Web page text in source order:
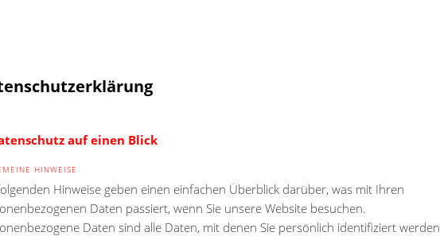
auf einen Blick
HINWEISE
Hinweise geben einen einfachen Überblick darüber, was mit Ihren
Daten passiert, wenn Sie unsere Website besuchen.
Daten sind alle Daten, mit denen Sie persönlich identifiziert werden